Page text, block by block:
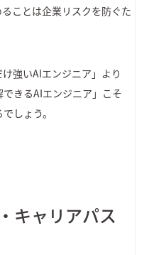
ことは企業リスクを防ぐた
強いAIエンジニア」より
きるAIエンジニア」こそ
しょう。
キャリアパス